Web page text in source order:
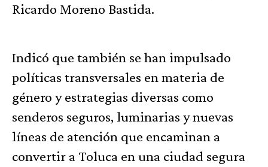
Ricardo Moreno Bastida.
Indicó que también se han impulsado
políticas transversales en materia de
género y estrategias diversas como
senderos seguros, luminarias y nuevas
líneas de atención que encaminan a
convertir a Toluca en una ciudad segura